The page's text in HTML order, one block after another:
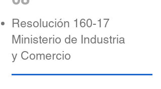
Resolución 160-17
Ministerio de Industria
y Comercio